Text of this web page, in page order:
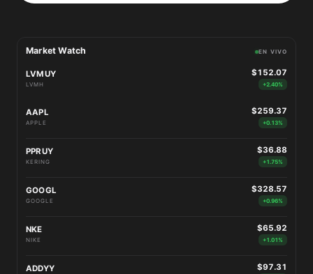
Market Watch EN VIVO
LVMUY
LVMH
$152.07
+2.40%
AAPL
APPLE
$259.37
+0.13%
PPRUY
KERING
$36.88
+1.75%
GOOGL
GOOGLE
$328.57
+0.96%
NKE
NIKE
$65.92
+1.01%
ADDYY $97.31